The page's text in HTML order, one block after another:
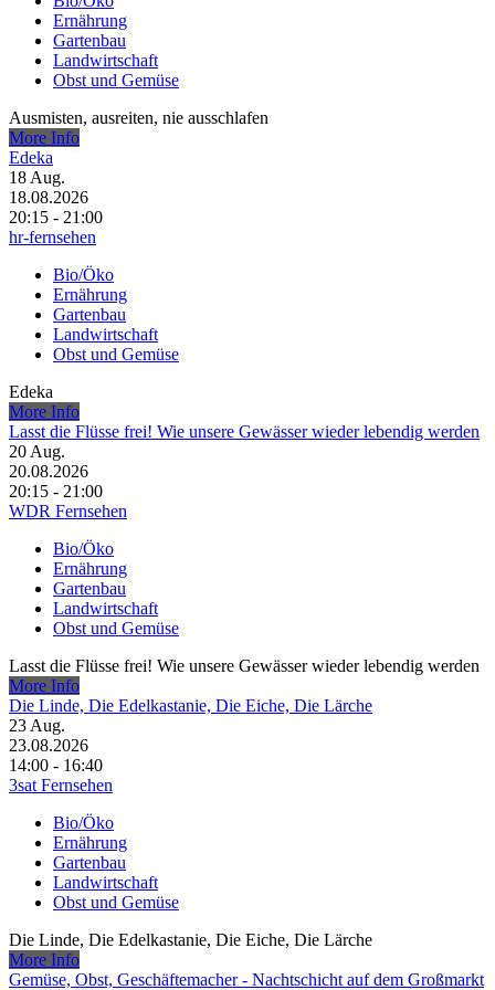
Ernährung
Gartenbau
Landwirtschaft
Obst und Gemüse
Ausmisten, ausreiten, nie ausschlafen
More Info
Edeka
18 Aug.
18.08.2026
20:15 - 21:00
hr-fernsehen
Bio/Öko
Ernährung
Gartenbau
Landwirtschaft
Obst und Gemüse
Edeka
More Info
Lasst die Flüsse frei! Wie unsere Gewässer wieder lebendig werden
20 Aug.
20.08.2026
20:15 - 21:00
WDR Fernsehen
Bio/Öko
Ernährung
Gartenbau
Landwirtschaft
Obst und Gemüse
Lasst die Flüsse frei! Wie unsere Gewässer wieder lebendig werden
More Info
Die Linde, Die Edelkastanie, Die Eiche, Die Lärche
23 Aug.
23.08.2026
14:00 - 16:40
3sat Fernsehen
Bio/Öko
Ernährung
Gartenbau
Landwirtschaft
Obst und Gemüse
Die Linde, Die Edelkastanie, Die Eiche, Die Lärche
More Info
Gemüse, Obst, Geschäftemacher - Nachtschicht auf dem Großmarkt